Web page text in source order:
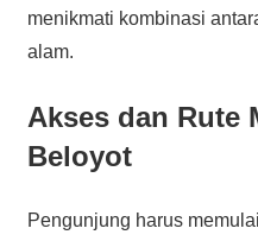
menikmati kombinasi
alam.
Akses dan Rute
Beloyot
Pengunjung harus